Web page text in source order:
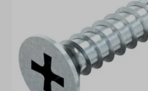
Pedidos de cotação
Marcas